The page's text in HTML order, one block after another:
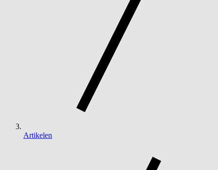
Artikelen